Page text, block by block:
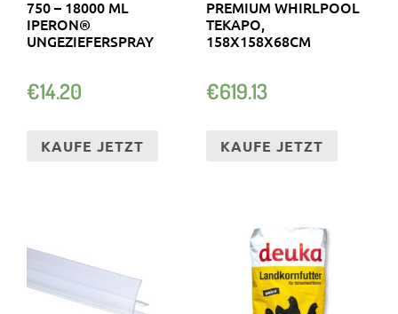
750 – 18000 ML
IPERON®
UNGEZIEFERSPRAY
€14.20
KAUFE JETZT
PREMIUM WHIRLPOOL
TEKAPO,
158X158X68CM
€619.13
KAUFE JETZT